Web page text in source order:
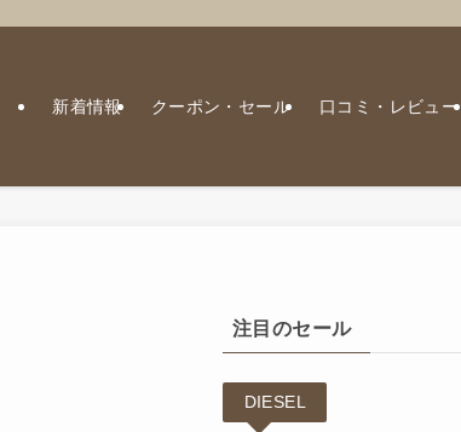
新着情報 クーポン・セール 口コミ・レビュー
注目のセール
DIESEL